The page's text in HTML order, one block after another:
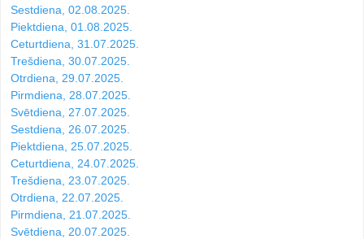
Sestdiena, 02.08.2025.
Piektdiena, 01.08.2025.
Ceturtdiena, 31.07.2025.
Trešdiena, 30.07.2025.
Otrdiena, 29.07.2025.
Pirmdiena, 28.07.2025.
Svētdiena, 27.07.2025.
Sestdiena, 26.07.2025.
Piektdiena, 25.07.2025.
Ceturtdiena, 24.07.2025.
Trešdiena, 23.07.2025.
Otrdiena, 22.07.2025.
Pirmdiena, 21.07.2025.
Svētdiena, 20.07.2025.